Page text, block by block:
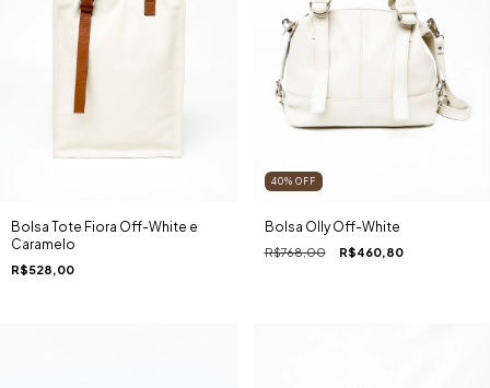
Bolsa Tote Fiora Off-White e
Caramelo
R$528,00
40% OFF
Bolsa Olly Off-White
R$768,00 R$460,80